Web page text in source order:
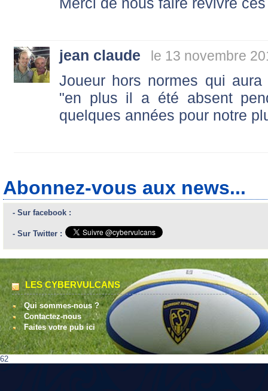
jean claude le 13 novembre
Joueur hors normes qui
"en plus il a été absent
quelques années pour notre
Abonnez-vous aux news...
- Sur facebook :
- Sur Twitter :
LES CYBERVULCANS
Qui sommes-nous ?
Contactez-nous
Faites votre pub ici
62